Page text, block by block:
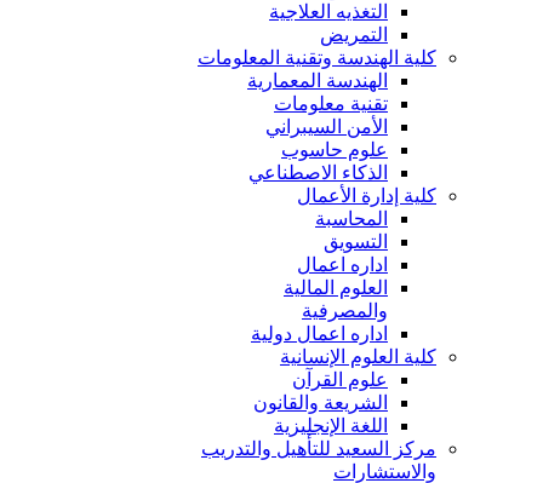
التغذيه العلاجية
التمريض
كلية الهندسة وتقنية المعلومات
الهندسة المعمارية
تقنية معلومات
الأمن السيبراني
علوم حاسوب
الذكاء الاصطناعي
كلية إدارة الأعمال
المحاسبة
التسويق
اداره اعمال
العلوم المالية
والمصرفية
اداره اعمال دولية
كلية العلوم الإنسانية
علوم القرآن
الشريعة والقانون
اللغة الإنجليزية
مركز السعيد للتأهيل والتدريب
والاستشارات